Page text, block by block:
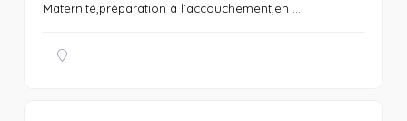
Maternité,préparation à l’accouchement,en ...